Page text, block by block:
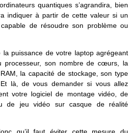
quantiques s’agrandira, bien
indiquer à partir de cette valeur si un
de résoudre son problème ou
la puissance de votre laptop agrégeant
processeur, son nombre de cœurs, la
la capacité de stockage, son type
là, de vous demander si vous allez
votre logiciel de montage vidéo, de
de jeu vidéo sur casque de réalité